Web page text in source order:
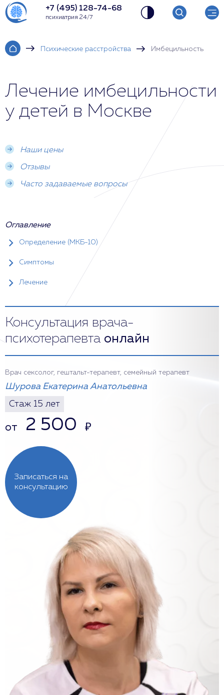
+7 (495) 128-74-68
психиатрия 24/7
Психические расстройства Имбецильность
Лечение имбецильности
у детей в Москве
Наши цены
Отзывы
Часто задаваемые вопросы
Оглавление
Определение (МКБ-10)
Симптомы
Лечение
Консультация врача-
психотерапевта онлайн
Записаться на
консультацию
Врач сексолог, гештальт-терапевт, семейный терапевт
Шурова Екатерина Анатольевна
Стаж 15 лет
от 2 500 ₽